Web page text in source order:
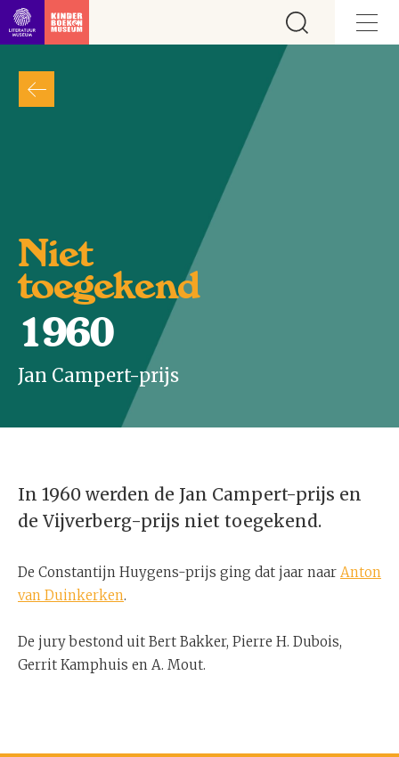
Ga direct naar inhoud
Niet
toegekend
1960
Jan Campert-prijs
In 1960 werden de Jan Campert-prijs en
de Vijverberg-prijs niet toegekend.
De Constantijn Huygens-prijs ging dat jaar naar Anton
van Duinkerken.
De jury bestond uit Bert Bakker, Pierre H. Dubois,
Gerrit Kamphuis en A. Mout.